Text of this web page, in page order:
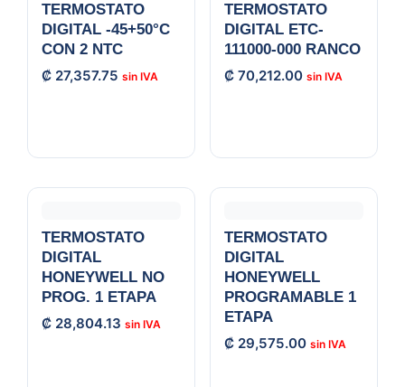
TERMOSTATO
DIGITAL -45+50°C
CON 2 NTC
₡ 27,357.75
TERMOSTATO
DIGITAL ETC-
111000-000 RANCO
₡ 70,212.00
TERMOSTATO
DIGITAL
HONEYWELL NO
PROG. 1 ETAPA
₡ 28,804.13
TERMOSTATO
DIGITAL
HONEYWELL
PROGRAMABLE 1
ETAPA
₡ 29,575.00